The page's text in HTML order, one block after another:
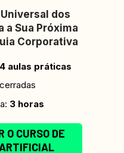
dos
a Sua Próxima
Corporativa
4 aulas práticas
3 horas
O CURSO DE